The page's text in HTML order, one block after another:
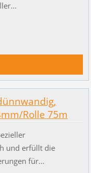
Rolle 75m
und erfüllt die
für...